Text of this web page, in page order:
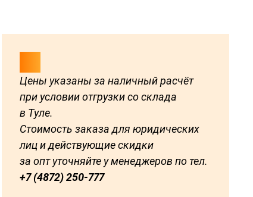
Цены указаны за наличный расчёт
при условии отгрузки со склада
в Туле.
Стоимость заказа для юридических
лиц и действующие скидки
за опт уточняйте у менеджеров по тел.
+7 (4872) 250-777